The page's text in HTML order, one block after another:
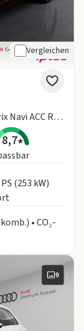
Vergleichen
Avant 3.0 TDI quattro Tiptronic HD-Matrix Navi ACC RFK Optik schwarz plus
8,7
(253 kW)
• CO₂-
9